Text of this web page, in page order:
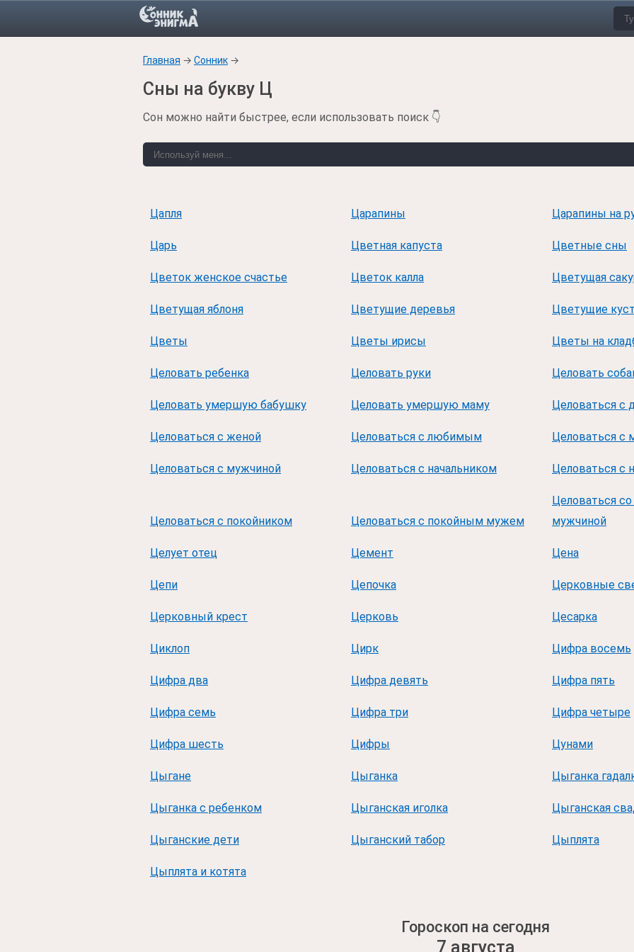
Главная → Сонник →
Сны на букву Ц
Сон можно найти быстрее, если использовать поиск 👇
Цапля Царапины Царапины на
Царь Цветная капуста Цветные сны
Цветок женское счастье Цветок калла Цветущая
Цветущая яблоня Цветущие деревья Цветущие
Цветы Цветы ирисы Цветы на
Целовать ребенка Целовать руки Целовать
Целовать умершую бабушку Целовать умершую маму Целоваться с
Целоваться с женой Целоваться с любимым Целоваться с
Целоваться с мужчиной Целоваться с начальником Целоваться с
Целоваться с покойником Целоваться с покойным мужем
Целоваться
мужчиной
Целует отец Цемент Цена
Цепи Цепочка Церковные
Церковный крест Церковь Цесарка
Циклоп Цирк Цифра восемь
Цифра два Цифра девять Цифра пять
Цифра семь Цифра три Цифра четыре
Цифра шесть Цифры Цунами
Цыгане Цыганка Цыганка
Цыганка с ребенком Цыганская иголка Цыганская
Цыганские дети Цыганский табор Цыплята
Цыплята и котята
Гороскоп на сегодня
7 августа